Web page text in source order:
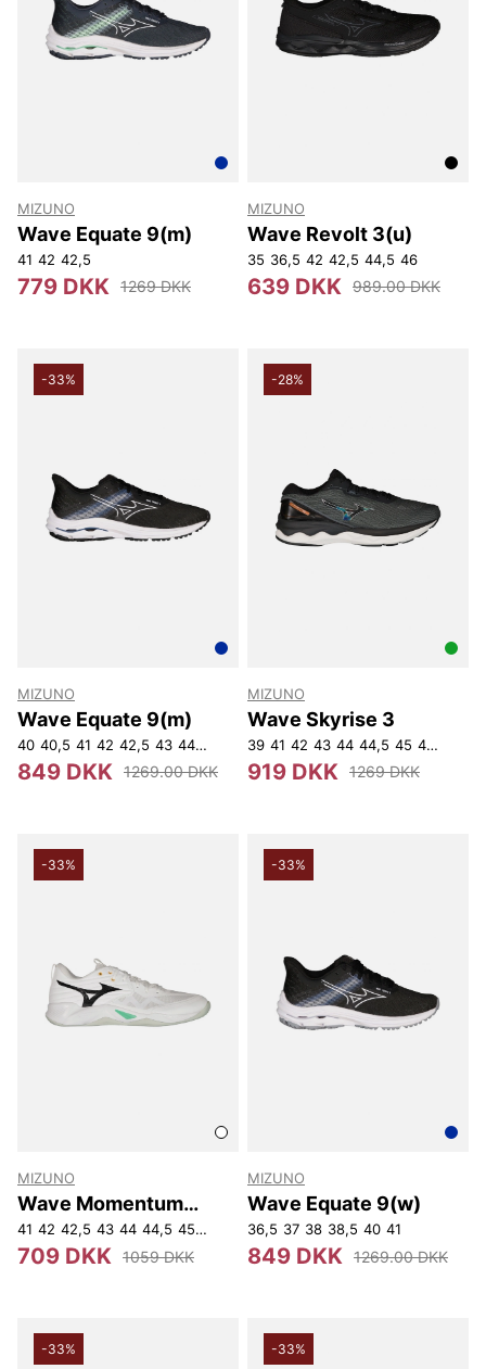
MIZUNO
Wave Equate 9(m)
41 42 42,5
779 DKK 1269 DKK
MIZUNO
Wave Revolt 3(u)
35 36,5 42 42,5 44,5 46
639 DKK 989.00 DKK
-33%
MIZUNO
Wave Equate 9(m)
40 40,5 41 42 42,5 43 44 44,5 45
849 DKK 1269.00 DKK
-28%
MIZUNO
Wave Skyrise 3
39 41 42 43 44 44,5 45 46,5
919 DKK 1269 DKK
-33%
MIZUNO
Wave Momentum
Pro(u)
41 42 42,5 43 44 44,5 45 46
709 DKK 1059 DKK
-33%
MIZUNO
Wave Equate 9(w)
36,5 37 38 38,5 40 41
849 DKK 1269.00 DKK
-33% -33%